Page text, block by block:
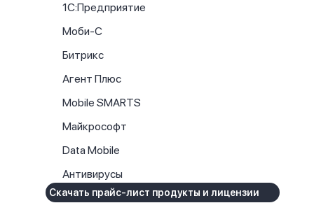
1С:Предприятие
Моби-С
Битрикс
Агент Плюс
Mobile SMARTS
Майкрософт
Data Mobile
Антивирусы
Скачать прайс-лист продукты и лицензии